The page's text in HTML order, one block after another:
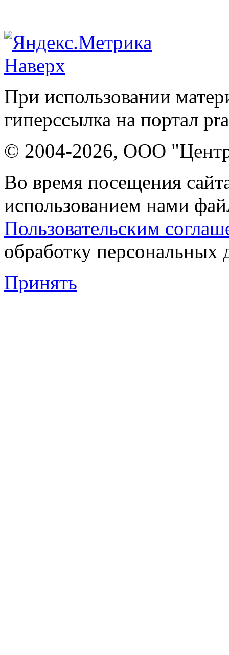
Наверх
При использовании
гиперссылка на портал
© 2004-2026, ООО "Центр
Во время посещения
использованием нами
Пользовательским
обработку персональных
Принять